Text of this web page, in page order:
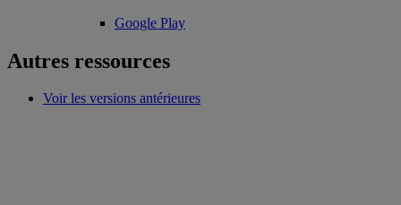
Google Play
Autres ressources
Voir les versions antérieures